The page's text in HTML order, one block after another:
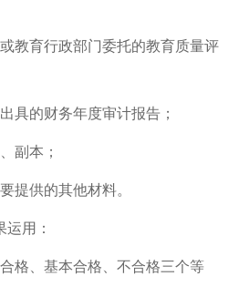
育行政部门委托的教育质量评
的财务年度审计报告；
副本；
供的其他材料。
用：
、基本合格、不合格三个等